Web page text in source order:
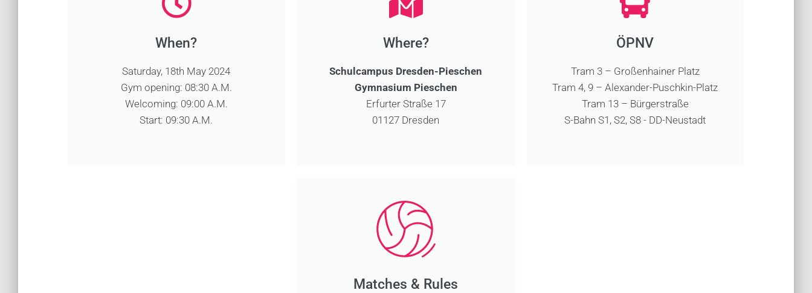
When?
Saturday, 18th May 2024
Gym opening: 08:30 A.M.
Welcoming: 09:00 A.M.
Start: 09:30 A.M.
Where?
Schulcampus Dresden-Pieschen
Gymnasium Pieschen
Erfurter Straße 17
01127 Dresden
ÖPNV
Tram 3 – Großenhainer Platz
Tram 4, 9 – Alexander-Puschkin-Platz
Tram 13 – Bürgerstraße
S-Bahn S1, S2, S8 - DD-Neustadt
Matches & Rules